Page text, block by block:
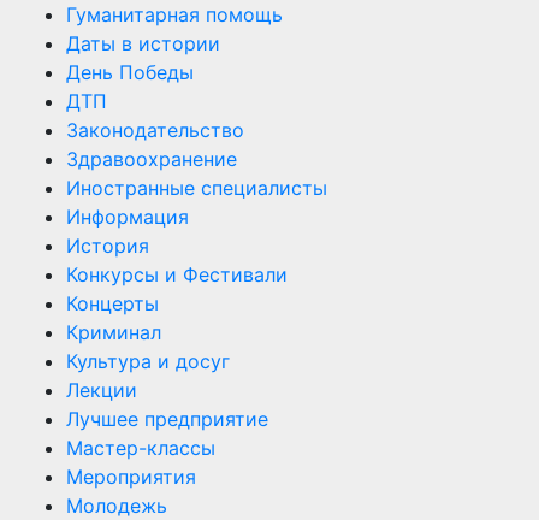
Гуманитарная помощь
Даты в истории
День Победы
ДТП
Законодательство
Здравоохранение
Иностранные специалисты
Информация
История
Конкурсы и Фестивали
Концерты
Криминал
Культура и досуг
Лекции
Лучшее предприятие
Мастер-классы
Мероприятия
Молодежь